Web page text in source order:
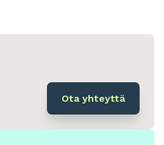
Ota yhteyttä